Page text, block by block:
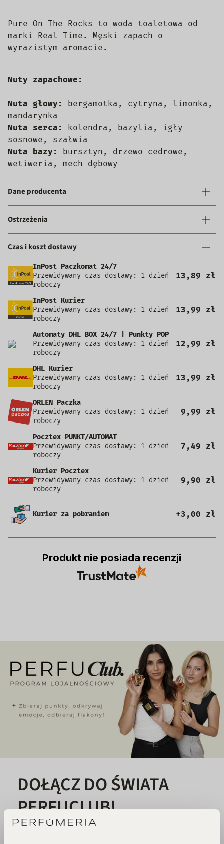
Pure On The Rocks to woda toaletowa od
marki Real Time. Męski zapach o
wyrazistym aromacie.
Nuty zapachowe:
Nuta głowy: bergamotka, cytryna, limonka,
mandarynka
Nuta serca: kolendra, bazylia, igły
sosnowe, szałwia
Nuta bazy: bursztyn, drzewo cedrowe,
wetiweria, mech dębowy
Dane producenta
Ostrzeżenia
Czas i koszt dostawy
InPost Paczkomat 24/7
Przewidywany czas dostawy: 1 dzień
roboczy
13,89 zł
InPost Kurier
Przewidywany czas dostawy: 1 dzień
roboczy
13,99 zł
Automaty DHL BOX 24/7 | Punkty POP
Przewidywany czas dostawy: 1 dzień
roboczy
12,99 zł
DHL Kurier
Przewidywany czas dostawy: 1 dzień
roboczy
13,99 zł
ORLEN Paczka
Przewidywany czas dostawy: 1 dzień
roboczy
9,99 zł
Pocztex PUNKT/AUTOMAT
Przewidywany czas dostawy: 1 dzień
roboczy
7,49 zł
Kurier Pocztex
Przewidywany czas dostawy: 1 dzień
roboczy
9,90 zł
Kurier za pobraniem +3,00 zł
Produkt nie posiada recenzji
DOŁĄCZ DO ŚWIATA
PERFUCLUB!